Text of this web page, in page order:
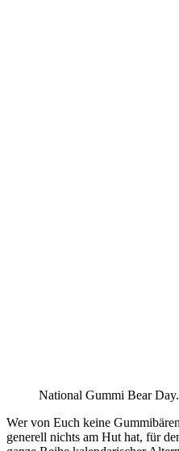
National Gummi Bear
Wer von Euch keine
generell nichts am Hut hat, für